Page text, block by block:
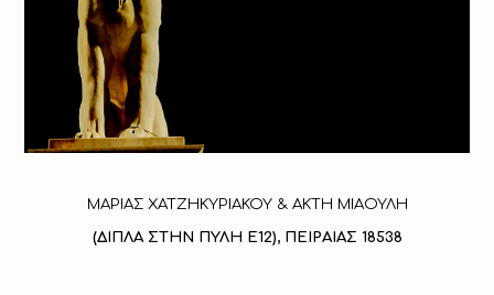
ΜΑΡΙΑΣ ΧΑΤΖΗΚΥΡΙΑΚΟΥ & ΑΚΤΗ ΜΙΑΟΥΛΗ
(ΔΙΠΛΑ ΣΤΗΝ ΠΥΛΗ Ε12), ΠΕΙΡΑΙΑΣ 18538